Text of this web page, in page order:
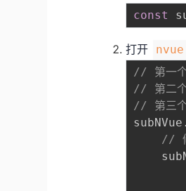
const
打开 nvue
// 第一个
// 第二个
// 第三个
subNVue .
//